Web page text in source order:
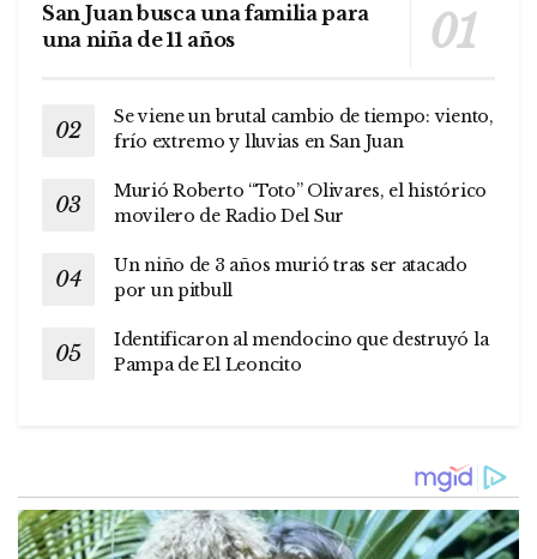
San Juan busca una familia para
una niña de 11 años
Se viene un brutal cambio de tiempo: viento,
frío extremo y lluvias en San Juan
Murió Roberto “Toto” Olivares, el histórico
movilero de Radio Del Sur
Un niño de 3 años murió tras ser atacado
por un pitbull
Identificaron al mendocino que destruyó la
Pampa de El Leoncito